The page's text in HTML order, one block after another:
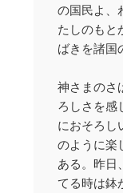
の国民よ、
たしのもと
ばきを諸国
神さまのさ
ろしさを感
におそろし
のように楽
ある。昨日
てる時は鉢